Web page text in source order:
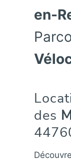
en-
des